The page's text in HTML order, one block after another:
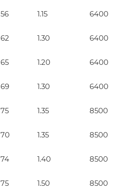
56 1.15 6400
62 1.30 6400
65 1.20 6400
69 1.30 6400
75 1.35 8500
70 1.35 8500
74 1.40 8500
75 1.50 8500